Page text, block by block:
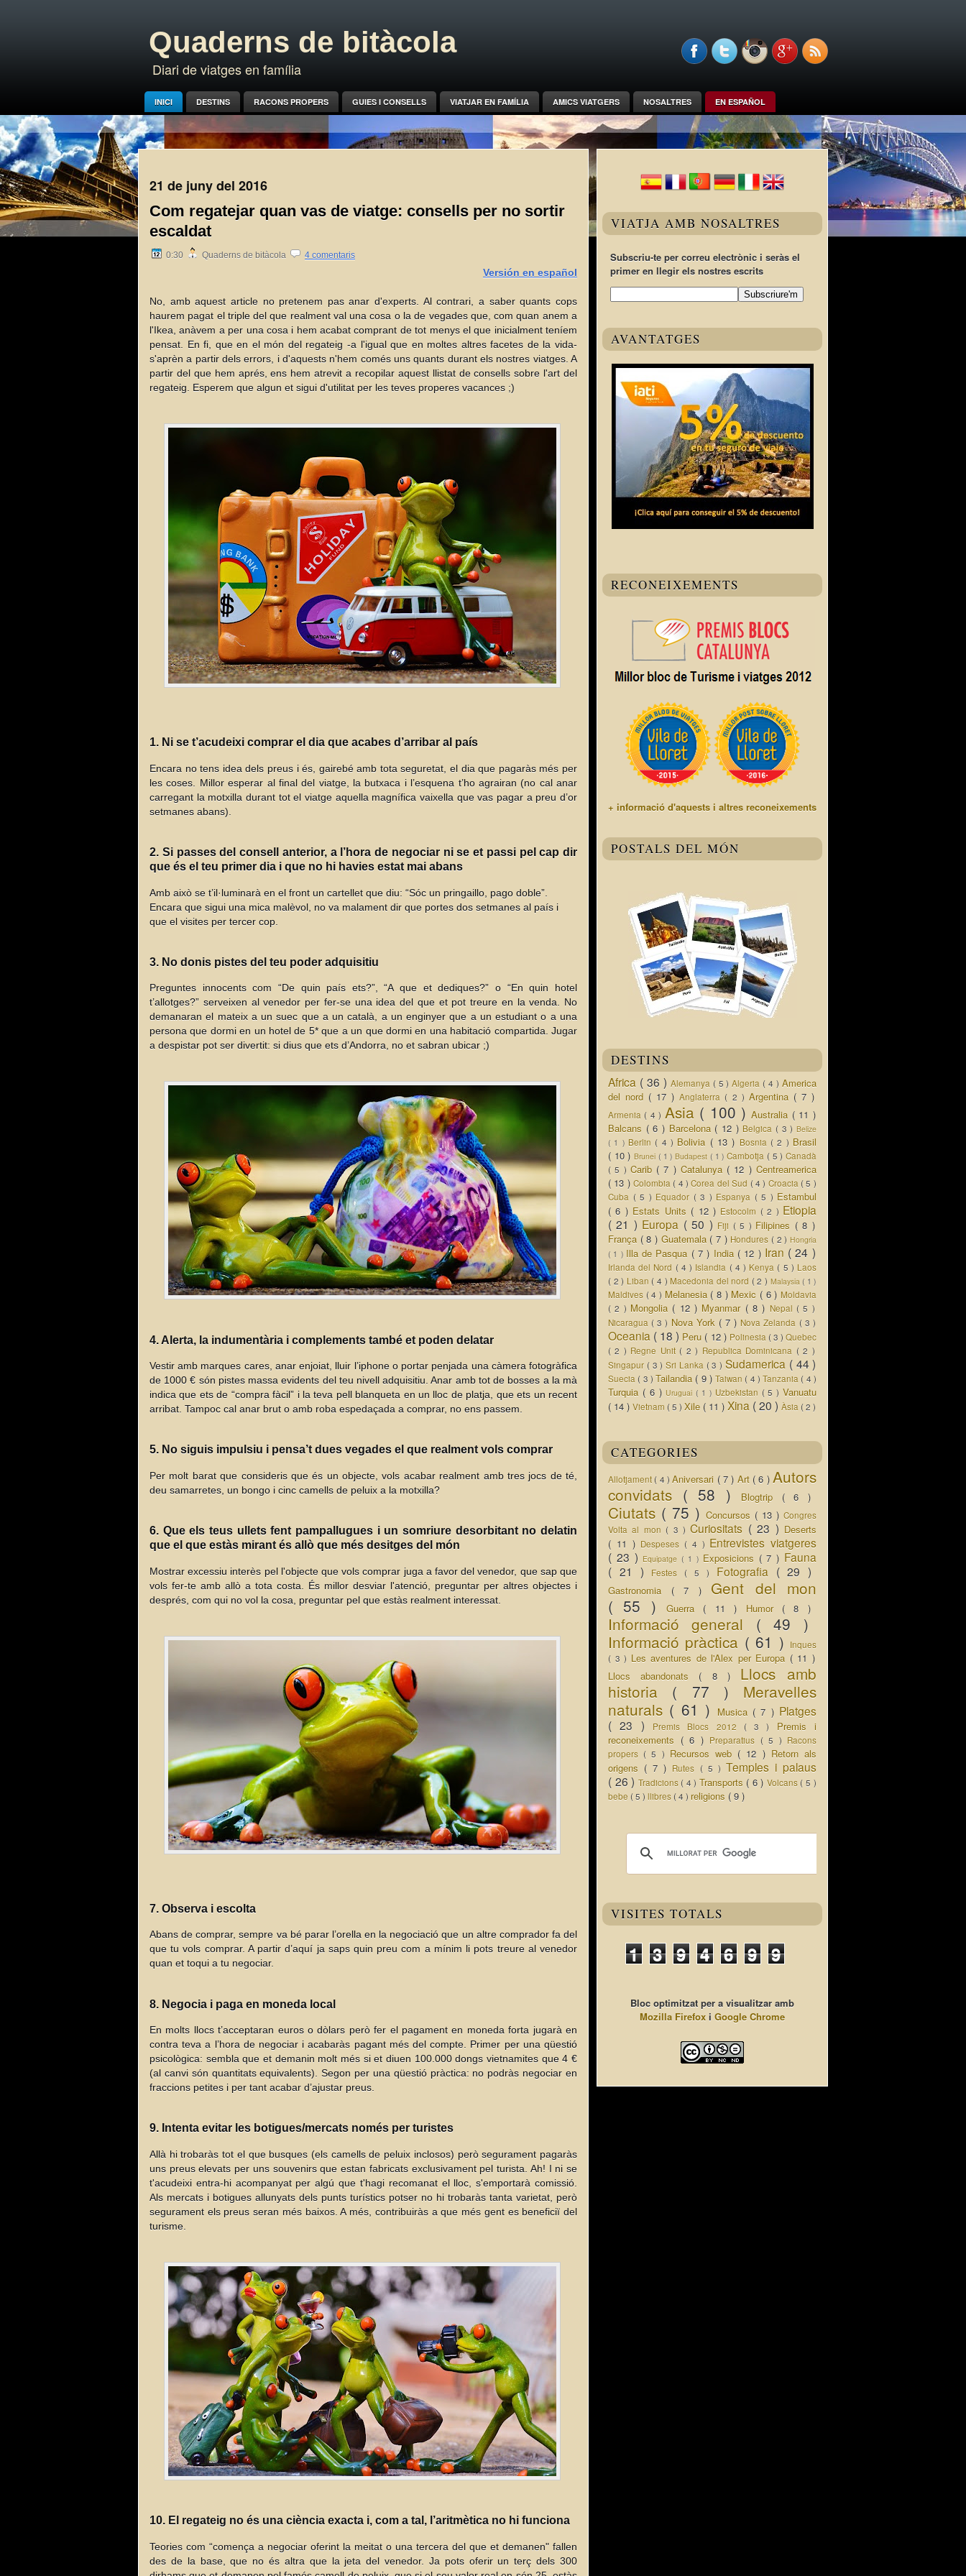
Quaderns de bitàcola
Diari de viatges en família
INICI DESTINS RACONS PROPERS GUIES I CONSELLS VIATJAR EN FAMÍLIA AMICS VIATGERS NOSALTRES EN ESPAÑOL
21 de juny del 2016
Com regatejar quan vas de viatge: consells per no sortir
escaldat
0:30 Quaderns de bitàcola 4 comentaris
Versión en español
No, amb aquest article no pretenem pas anar d'experts. Al contrari, a saber quants cops
haurem pagat el triple del que realment val una cosa o la de vegades que, com quan anem a
l'Ikea, anàvem a per una cosa i hem acabat comprant de tot menys el que inicialment teníem
pensat. En fi, que en el món del regateig -a l'igual que en moltes altres facetes de la vida-
s'aprèn a partir dels errors, i d'aquests n'hem comés uns quants durant els nostres viatges. A
partir del que hem aprés, ens hem atrevit a recopilar aquest llistat de consells sobre l'art del
regateig. Esperem que algun et sigui d'utilitat per les teves properes vacances ;)
1. Ni se t’acudeixi comprar el dia que acabes d’arribar al país
Encara no tens idea dels preus i és, gairebé amb tota seguretat, el dia que pagaràs més per
les coses. Millor esperar al final del viatge, la butxaca i l’esquena t’ho agrairan (no cal anar
carregant la motxilla durant tot el viatge aquella magnífica vaixella que vas pagar a preu d’or
setmanes abans).
2. Si passes del consell anterior, a l’hora de negociar ni se et passi pel cap dir
que és el teu primer dia i que no hi havies estat mai abans
Amb això se t’il·luminarà en el front un cartellet que diu: “Sóc un pringaillo, pago doble”.
Encara que sigui una mica malèvol, no va malament dir que portes dos setmanes al país i
que el visites per tercer cop.
3. No donis pistes del teu poder adquisitiu
Preguntes innocents com “De quin país ets?”, “A que et dediques?” o “En quin hotel
t’allotges?” serveixen al venedor per fer-se una idea del que et pot treure en la venda. No
demanaran el mateix a un suec que a un català, a un enginyer que a un estudiant o a una
persona que dormi en un hotel de 5* que a un que dormi en una habitació compartida. Jugar
a despistar pot ser divertit: si dius que ets d’Andorra, no et sabran ubicar ;)
4. Alerta, la indumentària i complements també et poden delatar
Vestir amb marques cares, anar enjoiat, lluir l’iphone o portar penjada una càmera fotogràfica
de 1000 € són pistes massa evidents del teu nivell adquisitiu. Anar amb tot de bosses a la mà
indica que ets de “compra fàcil” i la teva pell blanqueta en un lloc de platja, que ets un recent
arribat. Tampoc cal anar brut o amb roba espedaçada a comprar, no ens passem.
5. No siguis impulsiu i pensa’t dues vegades el que realment vols comprar
Per molt barat que consideris que és un objecte, vols acabar realment amb tres jocs de té,
deu samarretes, un bongo i cinc camells de peluix a la motxilla?
6. Que els teus ullets fent pampallugues i un somriure desorbitant no delatin
que el que estàs mirant és allò que més desitges del món
Mostrar excessiu interès pel l'objecte que vols comprar juga a favor del venedor, que sap que
vols fer-te amb allò a tota costa. És millor desviar l'atenció, preguntar per altres objectes i
després, com qui no vol la cosa, preguntar pel que estàs realment interessat.
7. Observa i escolta
Abans de comprar, sempre va bé parar l’orella en la negociació que un altre comprador fa del
que tu vols comprar. A partir d’aquí ja saps quin preu com a mínim li pots treure al venedor
quan et toqui a tu negociar.
8. Negocia i paga en moneda local
En molts llocs t’acceptaran euros o dòlars però fer el pagament en moneda forta jugarà en
contra teva a l’hora de negociar i acabaràs pagant més del compte. Primer per una qüestió
psicològica: sembla que et demanin molt més si et diuen 100.000 dongs vietnamites que 4 €
(al canvi són quantitats equivalents). Segon per una qüestió pràctica: no podràs negociar en
fraccions petites i per tant acabar d’ajustar preus.
9. Intenta evitar les botigues/mercats només per turistes
Allà hi trobaràs tot el que busques (els camells de peluix inclosos) però segurament pagaràs
uns preus elevats per uns souvenirs que estan fabricats exclusivament pel turista. Ah! I ni se
t'acudeixi entra-hi acompanyat per algú que t'hagi recomanat el lloc, s'emportarà comissió.
Als mercats i botigues allunyats dels punts turístics potser no hi trobaràs tanta varietat, però
segurament els preus seran més baixos. A més, contribuiràs a que més gent es beneficiï del
turisme.
10. El regateig no és una ciència exacta i, com a tal, l’aritmètica no hi funciona
Teories com “comença a negociar oferint la meitat o una tercera del que et demanen" fallen
des de la base, que no és altra que la jeta del venedor. Ja pots oferir un terç dels 300
VIATJA AMB NOSALTRES
Subscriu-te per correu electrònic i seràs el
primer en llegir els nostres escrits
AVANTATGES
RECONEIXEMENTS
+ informació d'aquests i altres reconeixements
POSTALS DEL MÓN
DESTINS
Africa ( 36 ) Alemanya ( 5 )Algeria ( 4 )America
del nord ( 17 )Anglaterra ( 2 ) Argentina ( 7 )
Armenia ( 4 ) Asia ( 100 )Australia ( 11 )
Balcans ( 6 ) Barcelona ( 12 ) Belgica ( 3 )Belize
( 1 ) Berlin ( 4 ) Bolivia ( 13 ) Bosnia ( 2 ) Brasil
( 10 )Brunei ( 1 )Budapest ( 1 )Cambotja ( 5 )Canadà
( 5 ) Carib ( 7 ) Catalunya ( 12 )Centreamerica
( 13 )Colombia ( 4 )Corea del Sud ( 4 ) Croacia ( 5 )
Cuba ( 5 ) Equador ( 3 ) Espanya ( 5 ) Estambul
( 6 ) Estats Units ( 12 ) Estocolm ( 2 ) Etiopia
( 21 ) Europa ( 50 ) Fiji ( 5 ) Filipines ( 8 )
França ( 8 ) Guatemala ( 7 ) Hondures ( 2 ) Hongria
( 1 ) Illa de Pasqua ( 7 ) India ( 12 ) Iran ( 24 )
Irlanda del Nord ( 4 ) Islandia ( 4 ) Kenya ( 5 ) Laos
( 2 ) Liban ( 4 ) Macedonia del nord ( 2 ) Malaysia( 1 )
Maldives ( 4 ) Melanesia ( 8 ) Mexic ( 6 ) Moldavia
( 2 ) Mongolia ( 12 ) Myanmar ( 8 ) Nepal ( 5 )
Nicaragua ( 3 ) Nova York ( 7 ) Nova Zelanda ( 3 )
Oceania ( 18 ) Peru ( 12 ) Polinesia ( 3 )Quebec
( 2 ) Regne Unit ( 2 ) Republica Dominicana ( 2 )
Singapur ( 3 )Sri Lanka ( 3 ) Sudamerica ( 44 )
Suecia ( 3 ) Tailandia ( 9 ) Taiwan ( 4 ) Tanzania ( 4 )
Turquia ( 6 ) Uruguai( 1 ) Uzbekistan ( 5 )Vanuatu
( 14 ) Vietnam ( 5 ) Xile ( 11 ) Xina ( 20 ) Àsia ( 2 )
CATEGORIES
Allotjament ( 4 )Aniversari ( 7 ) Art ( 6 )Autors
convidats ( 58 ) Blogtrip ( 6 )
Ciutats ( 75 ) Concursos ( 13 ) Congres
Volta al mon ( 3 )Curiositats ( 23 ) Deserts
( 11 ) Despeses ( 4 ) Entrevistes viatgeres
( 23 ) Equipatge( 1 ) Exposicions ( 7 ) Fauna
( 21 )
Festes ( 5 ) Fotografia ( 29 )
Gastronomia ( 7 ) Gent del mon
( 55 )Guerra ( 11 ) Humor ( 8 )
Informació general ( 49 )
Informació pràctica ( 61 )
Inques
( 3 ) Les aventures de l'Alex per Europa ( 11 )
Llocs abandonats ( 8 ) Llocs amb
historia ( 77 ) Meravelles
naturals ( 61 ) Musica ( 7 ) Platges
( 23 )
Premis Blocs 2012 ( 3 ) Premis i
reconeixements ( 6 ) Preparatius ( 5 ) Racons
propers ( 5 ) Recursos web ( 12 ) Retorn als
origens ( 7 ) Rutes ( 5 ) Temples i palaus
( 26 ) Tradicions ( 4 ) Transports ( 6 ) Volcans ( 5 )
bebe ( 5 ) llibres ( 4 ) religions ( 9 )
VISITES TOTALS
1 3 9 4 6 9 9
Bloc optimitzat per a visualitzar amb
Mozilla Firefox i Google Chrome